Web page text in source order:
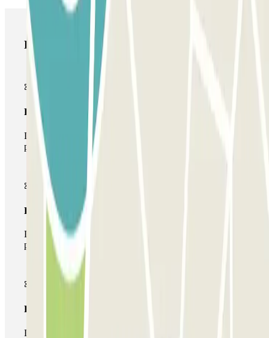
Productos de Parclick
Pase básico
Durante tu estancia podrás entrar y salir una única vez al
parking
Pase multiparking
Durante tu estancia podrás hacer uso de toda la red de
parkings de este operador disponibles en Parclick.
Pase ilimitado
Durante tu estancia podrás entrar y salir del parking todas